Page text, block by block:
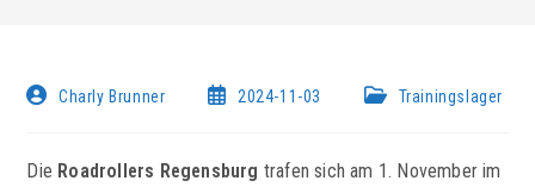
Beitrags-Charly Brunner
Beitrag2024-11-03
Beitrags-Trainingslager
Die Roadrollers Regensburg trafen sich am 1. November im